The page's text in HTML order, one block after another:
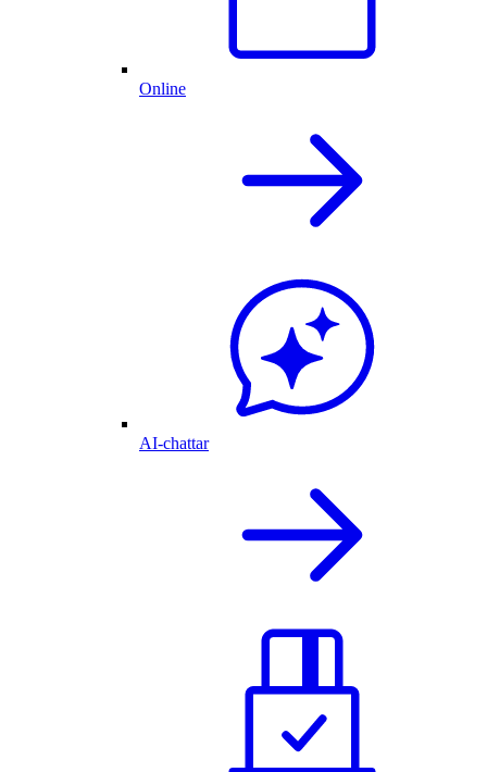
Online
AI-chattar